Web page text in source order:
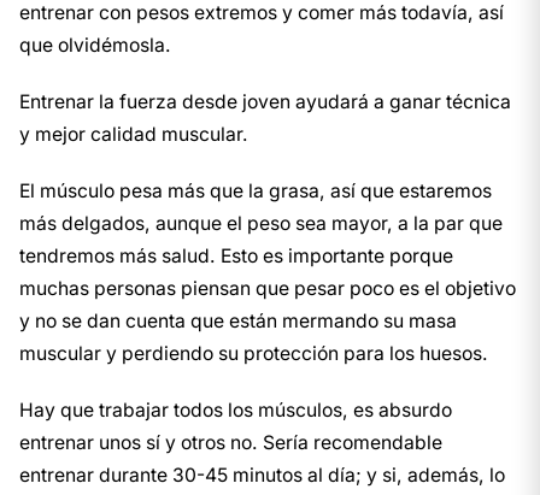
entrenar con pesos extremos y comer más todavía, así
que olvidémosla.
Entrenar la fuerza desde joven ayudará a ganar técnica
y mejor calidad muscular.
El músculo pesa más que la grasa, así que estaremos
más delgados, aunque el peso sea mayor, a la par que
tendremos más salud. Esto es importante porque
muchas personas piensan que pesar poco es el objetivo
y no se dan cuenta que están mermando su masa
muscular y perdiendo su protección para los huesos.
Hay que trabajar todos los músculos, es absurdo
entrenar unos sí y otros no. Sería recomendable
entrenar durante 30-45 minutos al día; y si, además, lo